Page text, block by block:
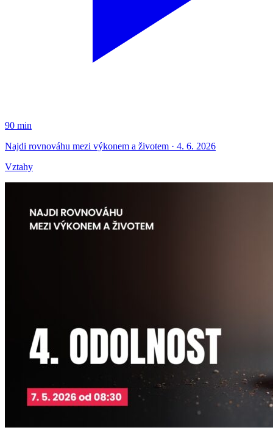
90 min
Najdi rovnováhu mezi výkonem a životem · 4. 6. 2026
Vztahy